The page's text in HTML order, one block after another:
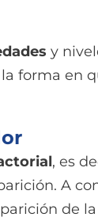
y
forma en
, es
A
de